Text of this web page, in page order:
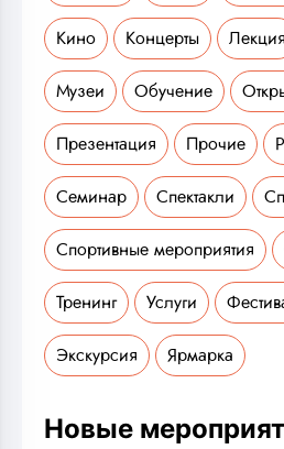
Кино Концерты Лекция
Музеи Обучение
Презентация Прочие
Семинар Спектакли
Спортивные мероприятия
Тренинг Услуги
Экскурсия Ярмарка
Новые